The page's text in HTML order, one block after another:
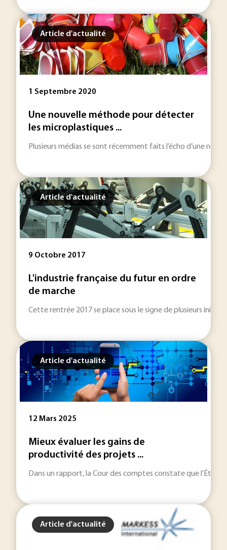
Article d'actualité
1 Septembre 2020
Une nouvelle méthode pour détecter
les microplastiques ...
Plusieurs médias se sont récemment faits l’écho d’une
Article d'actualité
9 Octobre 2017
L'industrie française du futur en ordre
de marche
Cette rentrée 2017 se place sous le signe de plusieurs
Article d'actualité
12 Mars 2025
Mieux évaluer les gains de
productivité des projets ...
Dans un rapport, la Cour des comptes constate que l’État
Article d'actualité